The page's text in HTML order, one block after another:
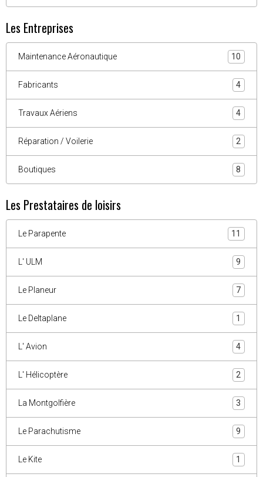
Les Entreprises
Maintenance Aéronautique 10
Fabricants 4
Travaux Aériens 4
Réparation / Voilerie 2
Boutiques 8
Les Prestataires de loisirs
Le Parapente 11
L' ULM 9
Le Planeur 7
Le Deltaplane 1
L' Avion 4
L' Hélicoptère 2
La Montgolfière 3
Le Parachutisme 9
Le Kite 1